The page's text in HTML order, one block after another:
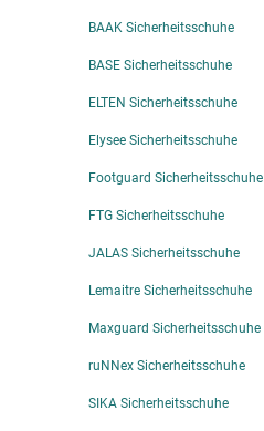
BAAK Sicherheitsschuhe
BASE Sicherheitsschuhe
ELTEN Sicherheitsschuhe
Elysee Sicherheitsschuhe
Footguard Sicherheitsschuhe
FTG Sicherheitsschuhe
JALAS Sicherheitsschuhe
Lemaitre Sicherheitsschuhe
Maxguard Sicherheitsschuhe
ruNNex Sicherheitsschuhe
SIKA Sicherheitsschuhe